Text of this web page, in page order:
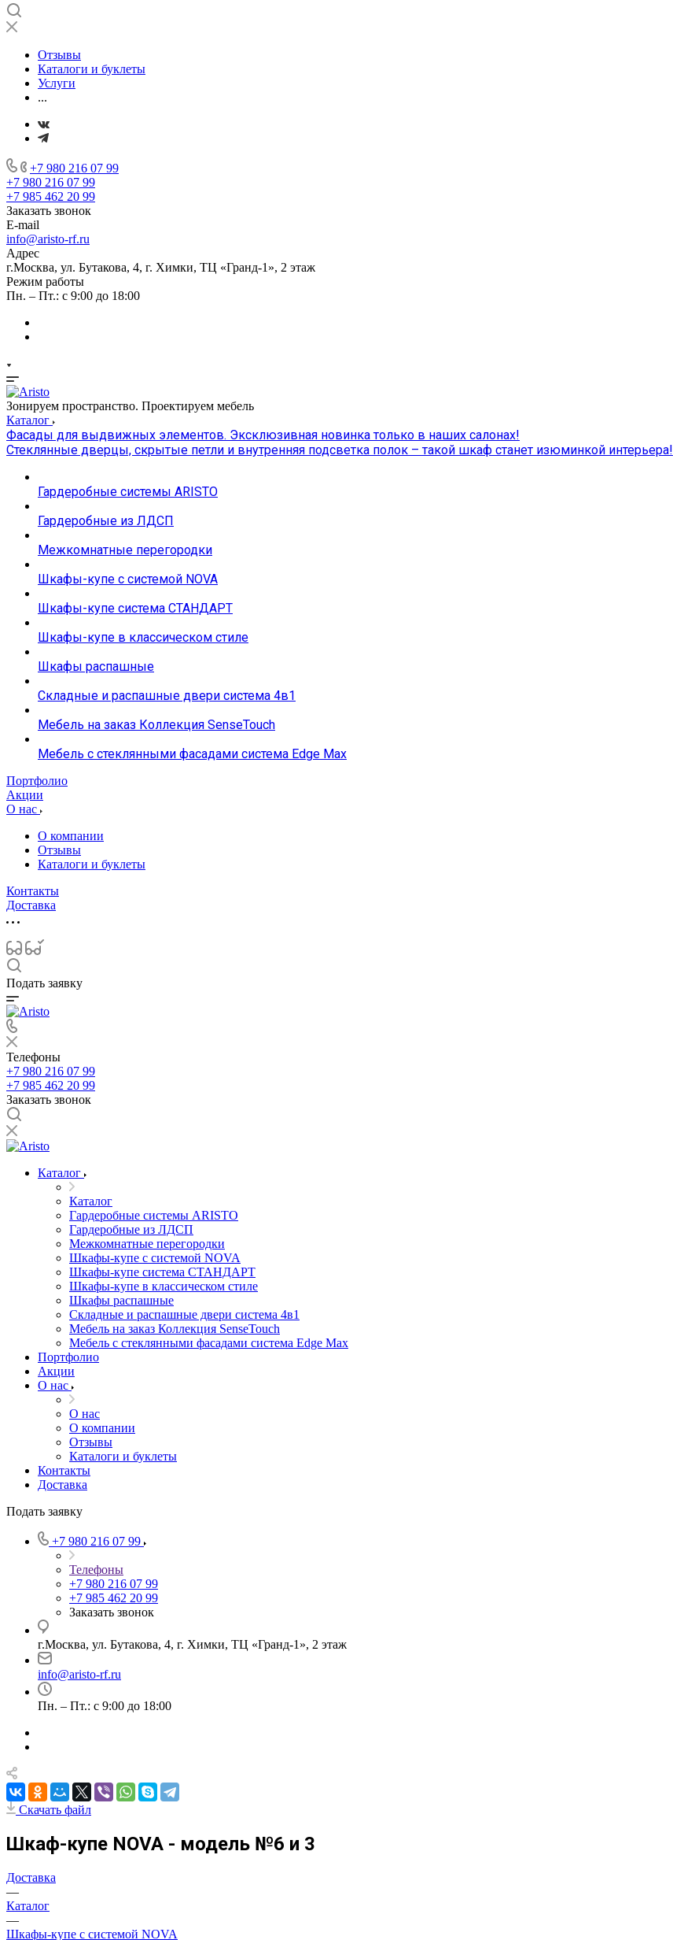
Отзывы
Каталоги и буклеты
Услуги
...
+7 980 216 07 99
+7 980 216 07 99
+7 985 462 20 99
Заказать звонок
E-mail
info@aristo-rf.ru
Адрес
г.Москва, ул. Бутакова, 4, г. Химки, ТЦ «Гранд-1», 2 этаж
Режим работы
Пн. – Пт.: с 9:00 до 18:00
Зонируем пространство. Проектируем мебель
Каталог
Фасады для выдвижных элементов. Эксклюзивная новинка только в наших салонах!
Стеклянные дверцы, скрытые петли и внутренняя подсветка полок – такой шкаф станет изюминкой интерьера!
Гардеробные системы ARISTO
Гардеробные из ЛДСП
Межкомнатные перегородки
Шкафы-купе с системой NOVA
Шкафы-купе система СТАНДАРТ
Шкафы-купе в классическом стиле
Шкафы распашные
Складные и распашные двери система 4в1
Мебель на заказ Коллекция SenseTouch
Мебель с стеклянными фасадами система Edge Max
Портфолио
Акции
О нас
О компании
Отзывы
Каталоги и буклеты
Контакты
Доставка
Подать заявку
Телефоны
+7 980 216 07 99
+7 985 462 20 99
Заказать звонок
Каталог
Каталог
Гардеробные системы ARISTO
Гардеробные из ЛДСП
Межкомнатные перегородки
Шкафы-купе с системой NOVA
Шкафы-купе система СТАНДАРТ
Шкафы-купе в классическом стиле
Шкафы распашные
Складные и распашные двери система 4в1
Мебель на заказ Коллекция SenseTouch
Мебель с стеклянными фасадами система Edge Max
Портфолио
Акции
О нас
О нас
О компании
Отзывы
Каталоги и буклеты
Контакты
Доставка
Подать заявку
+7 980 216 07 99
Телефоны
+7 980 216 07 99
+7 985 462 20 99
Заказать звонок
г.Москва, ул. Бутакова, 4, г. Химки, ТЦ «Гранд-1», 2 этаж
info@aristo-rf.ru
Пн. – Пт.: с 9:00 до 18:00
Скачать файл
Шкаф-купе NOVA - модель №6 и 3
Доставка
—
Каталог
—
Шкафы-купе с системой NOVA